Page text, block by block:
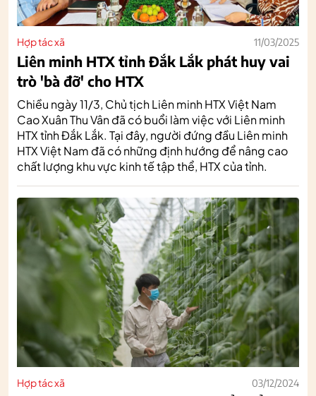
Hợp tác xã 11/03/2025
Liên minh HTX tỉnh Đắk Lắk phát huy vai
trò 'bà đỡ' cho HTX
Chiều ngày 11/3, Chủ tịch Liên minh HTX Việt Nam
Cao Xuân Thu Vân đã có buổi làm việc với Liên minh
HTX tỉnh Đắk Lắk. Tại đây, người đứng đầu Liên minh
HTX Việt Nam đã có những định hướng để nâng cao
chất lượng khu vực kinh tế tập thể, HTX của tỉnh.
Hợp tác xã 03/12/2024